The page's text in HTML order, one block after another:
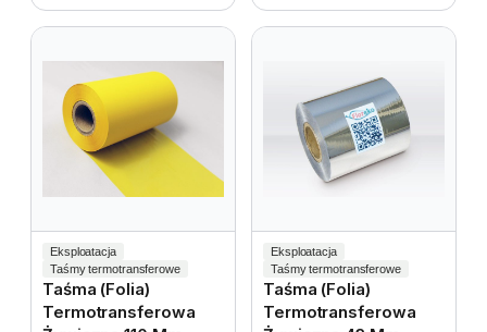
Eksploatacja
Taśmy termotransferowe
Taśma (folia)
Termotransferowa
Eksploatacja
Taśmy termotransferowe
Taśma (folia)
Termotransferowa